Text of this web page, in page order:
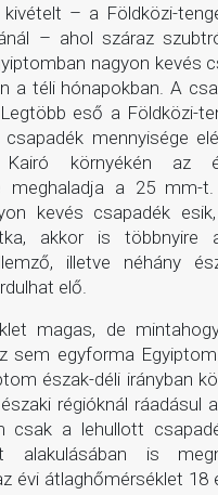
– a Földközi-
– ahol száraz
nagyon kevés
a téli hónapokban. A
eső a Földközi-
mennyisége
környékén az
meghaladja a 25 mm-
kevés csapadék
akkor is többnyire
illetve néhány
elő.
magas, de
sem egyforma
észak-déli irányban
régióknál ráadásul
csak a lehullott
alakulásában is
évi átlaghőmérséklet